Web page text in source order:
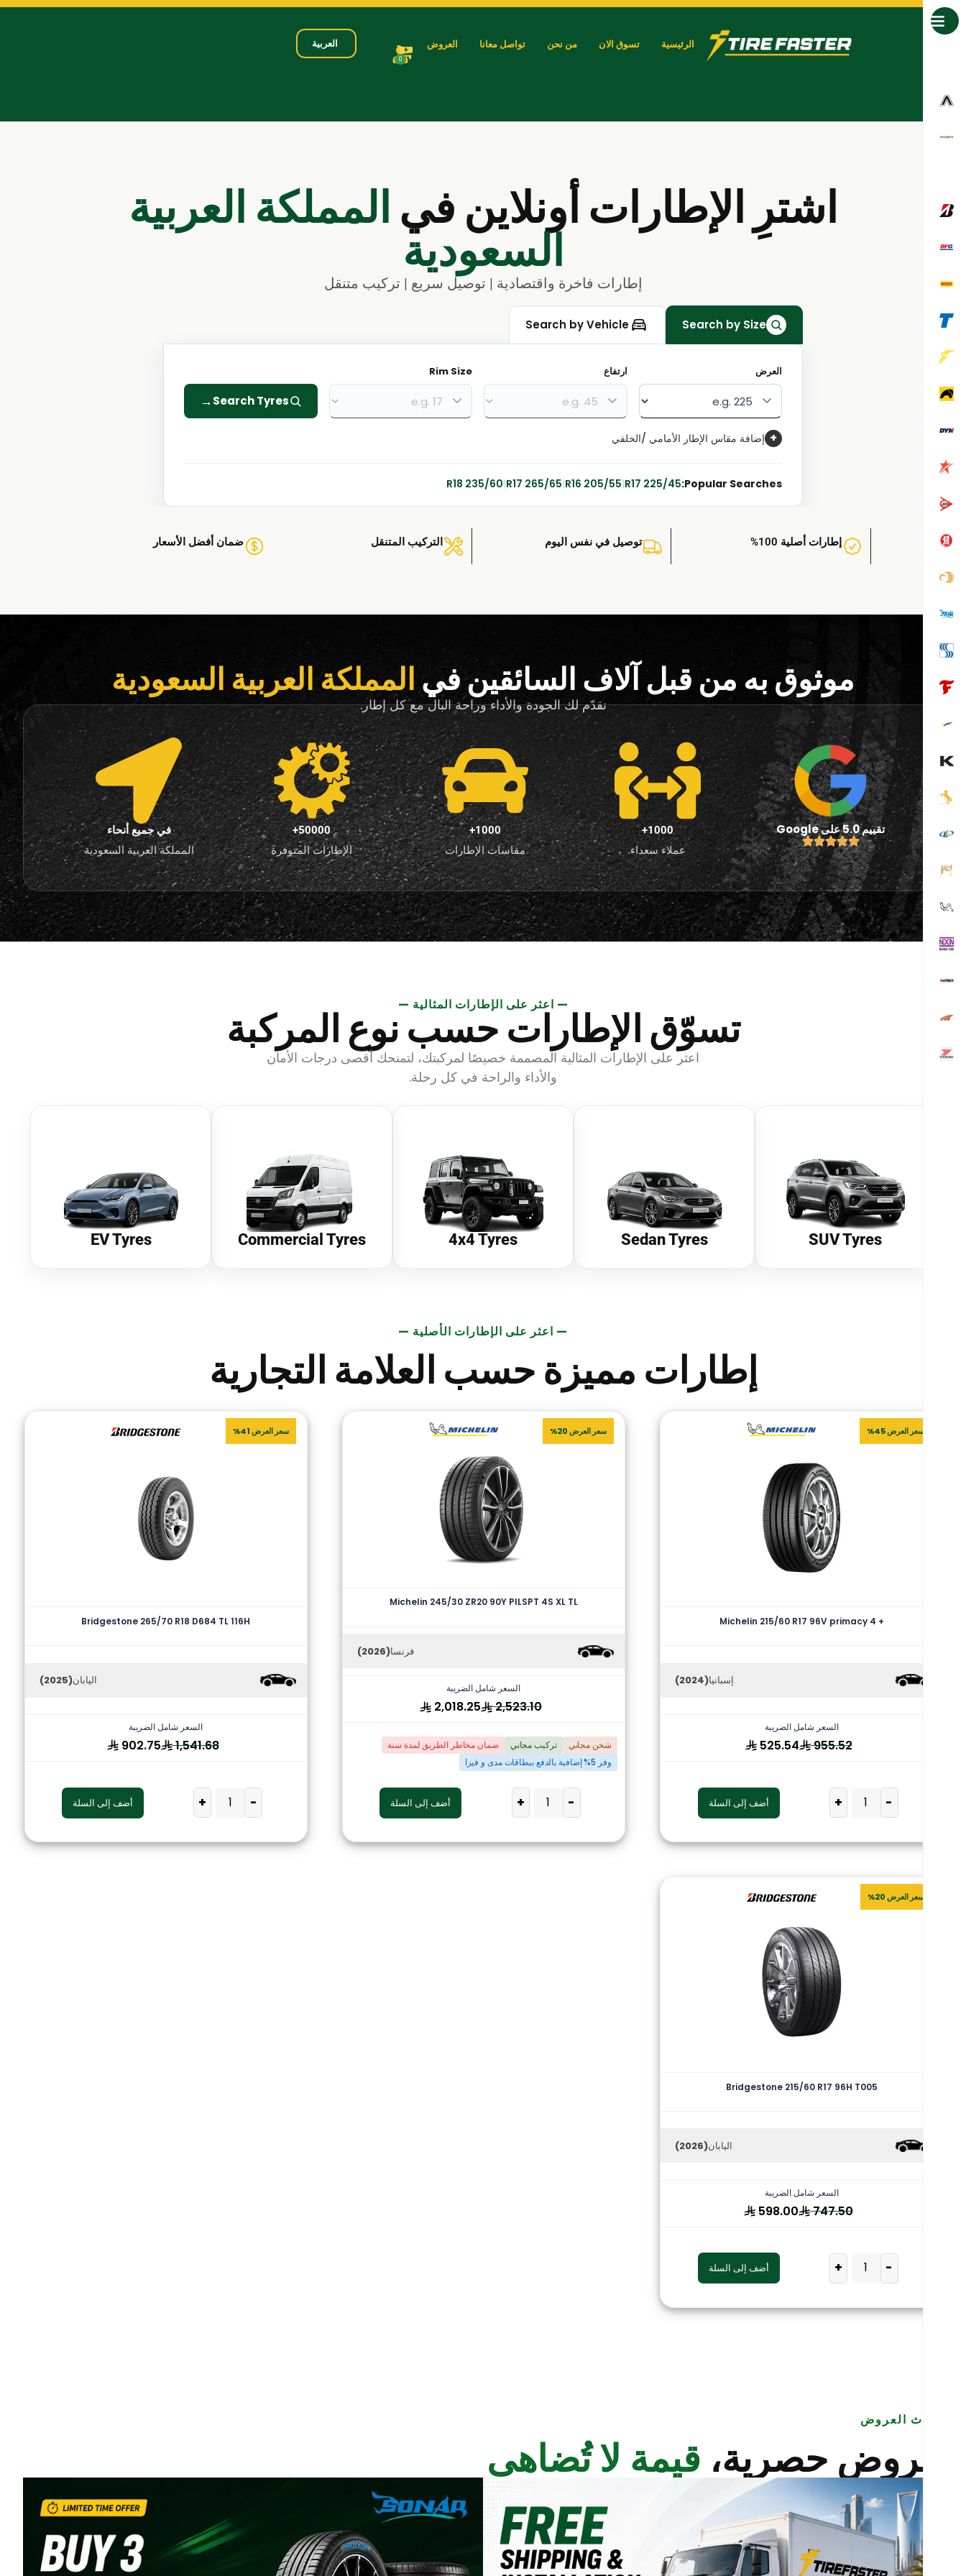
الرئيسية تسوق الان من نحن تواصل معانا العروض
0
العربية
اشترِ الإطارات أونلاين في المملكة العربية
السعودية
إطارات فاخرة واقتصادية | توصيل سريع | تركيب متنقل
Search by Size
Search by Vehicle
العرض ارتفاع Rim Size
Search Tyres
→
+ إضافة مقاس الإطار الأمامي /الخلفي
Popular Searches:
225/45 R17
|
205/55 R16
|
265/65 R17
|
235/60 R18
إطارات أصلية 100% توصيل في نفس اليوم التركيب المتنقل ضمان أفضل الأسعار
موثوق به من قبل آلاف السائقين فيالمملكة العربية السعودية
نقدّم لك الجودة والأداء وراحة البال مع كل إطار.
تقييم 5.0 على Google
1000+
عملاء سعداء
1000+
مقاسات الإطارات
50000+
الإطارات المتوفرة
في جميع أنحاء
المملكة العربية السعودية
— اعثر على الإطارات المثالية —
تسوّق الإطارات حسب نوع المركبة
اعثر على الإطارات المثالية المصممة خصيصًا لمركبتك، لتمنحك أقصى درجات الأمان
والأداء والراحة في كل رحلة.
SUV Tyres
Sedan Tyres
4x4 Tyres
Commercial Tyres
EV Tyres
— اعثر على الإطارات الأصلية —
إطارات مميزة حسب العلامة التجارية
سعر العرض 45%
Michelin 215/60 R17 96V primacy 4 +
إسبانيا(2024)
السعر شامل الضريبة
955.52
525.54
-
+ أضف إلى السلة
سعر العرض 20%
Michelin 245/30 ZR20 90Y PILSPT 4S XL TL
فرنسا(2026)
السعر شامل الضريبة
2,523.10
2,018.25
شحن مجاني تركيب مجاني
ضمان مخاطر الطريق لمدة سنة
وفر 5% إضافية بالدفع ببطاقات مدى و فيزا
-
+ أضف إلى السلة
سعر العرض 41%
Bridgestone 265/70 R18 D684 TL 116H
اليابان(2025)
السعر شامل الضريبة
1,541.68
902.75
-
+ أضف إلى السلة
سعر العرض 20%
Bridgestone 215/60 R17 96H T005
اليابان(2026)
السعر شامل الضريبة
747.50
598.00
-
+ أضف إلى السلة
أحدث العروض
عروض حصرية، قيمة لا تُضاهى